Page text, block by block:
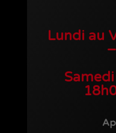
Lundi au